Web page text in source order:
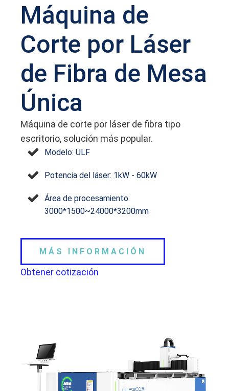
Máquina de
Corte por Láser
de Fibra de Mesa
Única
Máquina de corte por láser de fibra tipo
escritorio, solución más popular.
Modelo: ULF
Potencia del láser: 1kW - 60kW
Área de procesamiento:
3000*1500~24000*3200mm
MÁS INFORMACIÓN
Obtener cotización